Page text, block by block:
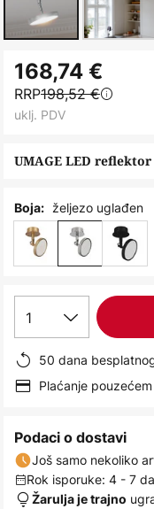
to
the
beginning
the
gallery
UMAGE LED
168,74 €
RRP198,52 €
uklj. PDV
Boja: željezo uglađen
1
50 dana
Plaćanje
Podaci o dostavi
Još samo nekoliko
Rok isporuke: 4 - 7
Žarulja je trajno